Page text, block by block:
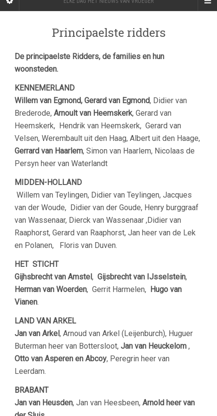
Principaelste ridders
De principaelste Ridders, de families en hun
woonsteden.
KENNEMERLAND
Willem van Egmond, Gerard van Egmond, Didier van
Brederode, Arnoult van Heemskerk, Gerard van
Heemskerk, Hendrik van Heemskerk, Gerard van
Velsen, Werembault uit den Haag, Albert uit den Haage,
Gerrard van Haarlem, Simon van Haarlem, Nicolaas de
Persyn heer van Waterlandt
MIDDEN-HOLLAND
Willem van Teylingen, Didier van Teylingen, Jacques
van der Woude, Didier van der Goude, Henry burggraaf
van Wassenaar, Dierck van Wassenaar ,Didier van
Raaphorst, Gerard van Raaphorst, Jan heer van de Lek
en Polanen, Floris van Duven.
HET STICHT
Gijhsbrecht van Amstel, Gijsbrecht van IJsselstein,
Herman van Woerden, Gerrit Harmelen, Hugo van
Vianen.
LAND VAN ARKEL
Jan van Arkel, Arnoud van Arkel (Leijenburch), Huguer
Buterman heer van Bottersloot, Jan van Heuckelom ,
Otto van Asperen en Abcoy, Peregrin heer van
Leerdam.
BRABANT
Jan van Heusden, Jan van Heesbeen, Arnold heer van